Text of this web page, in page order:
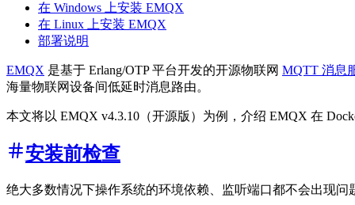
在 Windows 上安装 EMQX
在 Linux 上安装 EMQX
部署说明
EMQX 是基于 Erlang/OTP 平台开发的开源物联网 MQTT 消息
海量物联网设备间低延时消息路由。
本文将以 EMQX v4.3.10（开源版）为例，介绍 EMQX 在
安装前检查
绝大多数情况下操作系统的环境依赖、监听端口都不会出现